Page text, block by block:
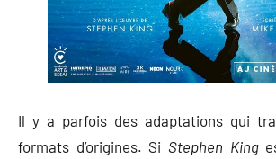
Il y a parfois des adaptations qui
formats d’origines. Si Stephen King